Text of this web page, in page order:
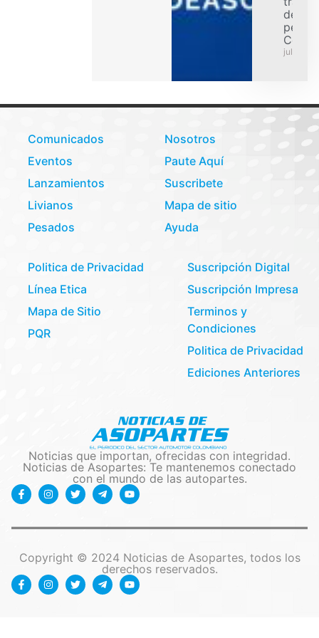
de
julio 31,
Comunicados
Eventos
Lanzamientos
Livianos
Pesados
Nosotros
Paute Aquí
Suscribete
Mapa de sitio
Ayuda
Politica de Privacidad
Línea Etica
Mapa de Sitio
PQR
Suscripción Digital
Suscripción Impresa
Terminos y
Condiciones
Politica de Privacidad
Ediciones Anteriores
Noticias que importan, ofrecidas con integridad.
Noticias de Asopartes: Te mantenemos conectado
con el mundo de las autopartes.
Copyright © 2024 Noticias de Asopartes, todos los
derechos reservados.